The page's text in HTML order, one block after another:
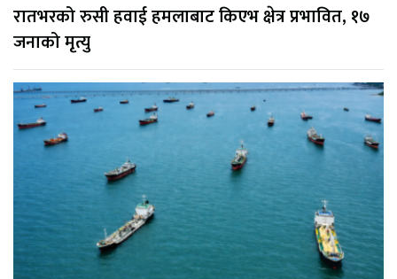
रातभरको रुसी हवाई हमलाबाट किएभ क्षेत्र प्रभावित, १७
जनाको मृत्यु